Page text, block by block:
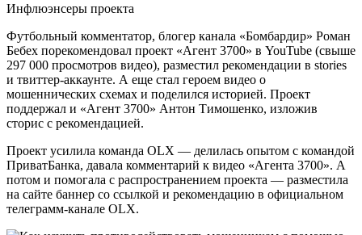
Инфлюэнсеры проекта
Футбольный комментатор, блогер канала «Бомбардир» Роман
Бебех порекомендовал проект «Агент 3700» в YouTube (свыше
297 000 просмотров видео), разместил рекомендации в stories
и твиттер-аккаунте. А еще стал героем видео о
мошеннических схемах и поделился историей. Проект
поддержал и «Агент 3700» Антон Тимошенко, изложив
сторис с рекомендацией.
Проект усилила команда OLX — делилась опытом с командой
ПриватБанка, давала комментарий к видео «Агента 3700». А
потом и помогала с распространением проекта — разместила
на сайте баннер со ссылкой и рекомендацию в официальном
телеграмм-канале OLX.